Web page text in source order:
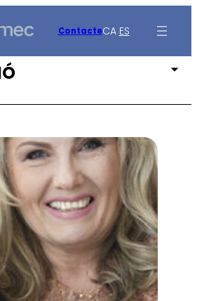
ContacteCA ES
de la fundació
Transparència